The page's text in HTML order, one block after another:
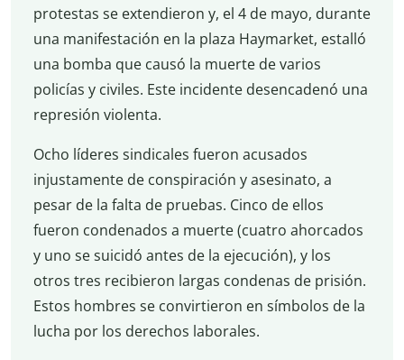
protestas se extendieron y, el 4 de mayo, durante
una manifestación en la plaza Haymarket, estalló
una bomba que causó la muerte de varios
policías y civiles. Este incidente desencadenó una
represión violenta.
Ocho líderes sindicales fueron acusados
injustamente de conspiración y asesinato, a
pesar de la falta de pruebas. Cinco de ellos
fueron condenados a muerte (cuatro ahorcados
y uno se suicidó antes de la ejecución), y los
otros tres recibieron largas condenas de prisión.
Estos hombres se convirtieron en símbolos de la
lucha por los derechos laborales.